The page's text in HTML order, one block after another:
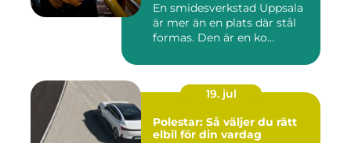
En smidesverkstad Uppsala
är mer än en plats där stål
formas. Den är en ko...
19. jul
Polestar: Så väljer du rätt
elbil för din vardag